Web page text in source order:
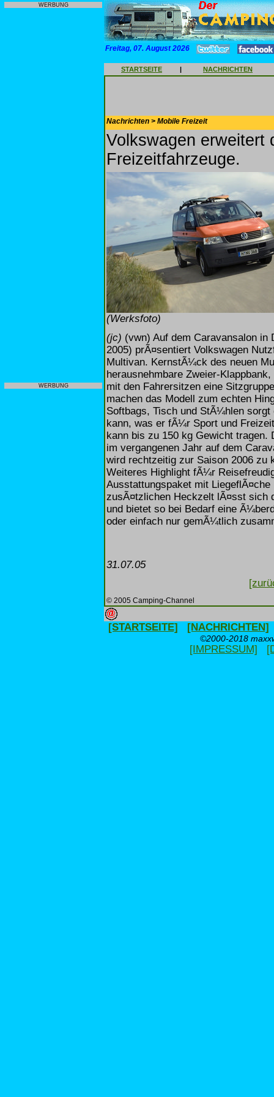
WERBUNG
WERBUNG
Freitag, 07. August 2026
STARTSEITE | NACHRICHTEN
Nachrichten > Mobile Freizeit
Volkswagen erweitert
Freizeitfahrzeuge.
(Werksfoto)
(jc) (vwn) Auf dem Caravansalon
2005) prÃ¤sentiert Volkswagen
Multivan. KernstÃ¼ck des neuen
herausnehmbare Zweier-
mit den Fahrersitzen eine
machen das Modell zum echten
Softbags, Tisch und StÃ¼hlen
kann, was er fÃ¼r Sport und
kann bis zu 150 kg Gewicht tragen.
im vergangenen Jahr auf dem
wird rechtzeitig zur Saison 2006 zu
Weiteres Highlight fÃ¼r
Ausstattungspaket mit
zusÃ¤tzlichen Heckzelt lÃ¤sst sich
und bietet so bei Bedarf eine
oder einfach nur gemÃ¼tlich
31.07.05
© 2005 Camping-Channel
[STARTSEITE] [NACHRICHTEN]
©2000-2018
[IMPRESSUM]